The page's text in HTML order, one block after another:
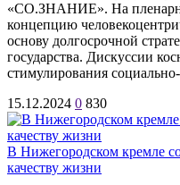
«СО.ЗНАНИЕ». На
концепцию
основу долгосрочной
государства. Дискуссии
стимулирования
15.12.2024 0 830
В Нижегородском кремле
качеству жизни